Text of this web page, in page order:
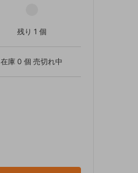
残り 1 個
在庫 0 個 売切れ中